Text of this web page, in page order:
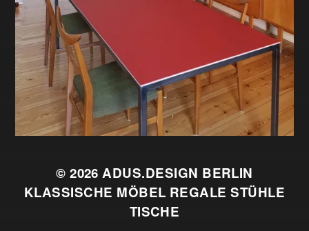
© 2026ADUS.DESIGN BERLIN
KLASSISCHE MÖBEL REGALE STÜHLE
TISCHE